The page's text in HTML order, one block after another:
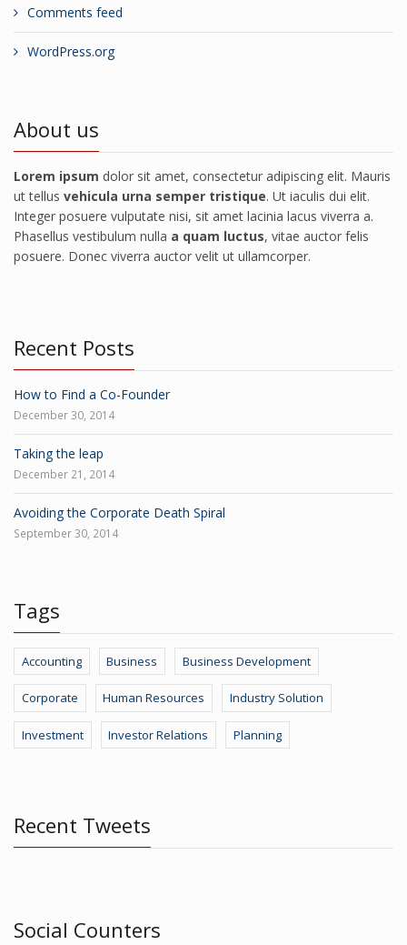
Comments feed
WordPress.org
About us
Lorem ipsum dolor sit amet, consectetur adipiscing elit. Mauris
ut tellus vehicula urna semper tristique. Ut iaculis dui elit.
Integer posuere vulputate nisi, sit amet lacinia lacus viverra a.
Phasellus vestibulum nulla a quam luctus, vitae auctor felis
posuere. Donec viverra auctor velit ut ullamcorper.
Recent Posts
How to Find a Co-Founder
December 30, 2014
Taking the leap
December 21, 2014
Avoiding the Corporate Death Spiral
September 30, 2014
Tags
Accounting Business Business Development
Corporate Human Resources Industry Solution
Investment Investor Relations Planning
Recent Tweets
Social Counters